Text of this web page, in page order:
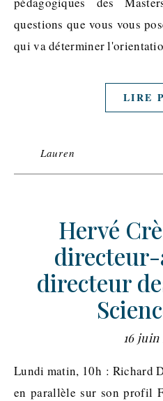
questions que vous vous
qui va déterminer
LIRE
Lauren
Hervé
directeur
16 juin
Lundi matin, 10h : Richard Descoings vient d'annoncer
en parallèle sur son profil